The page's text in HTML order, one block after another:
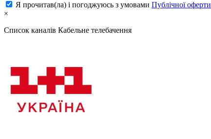
Я прочитав(ла) і погоджуюсь з умовами Публічної оферти
×
Список каналів Кабельне телебачення